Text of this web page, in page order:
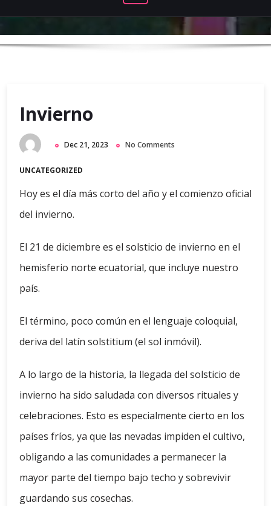
Invierno
Dec 21, 2023 No Comments
UNCATEGORIZED
Hoy es el día más corto del año y el comienzo oficial
del invierno.
El 21 de diciembre es el solsticio de invierno en el
hemisferio norte ecuatorial, que incluye nuestro
país.
El término, poco común en el lenguaje coloquial,
deriva del latín solstitium (el sol inmóvil).
A lo largo de la historia, la llegada del solsticio de
invierno ha sido saludada con diversos rituales y
celebraciones. Esto es especialmente cierto en los
países fríos, ya que las nevadas impiden el cultivo,
obligando a las comunidades a permanecer la
mayor parte del tiempo bajo techo y sobrevivir
guardando sus cosechas.